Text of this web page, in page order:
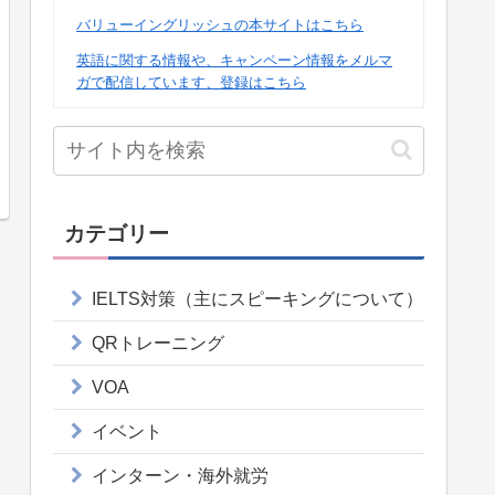
バリューイングリッシュの本サイトはこちら
英語に関する情報や、キャンペーン情報をメルマ
ガで配信しています、登録はこちら
カテゴリー
IELTS対策（主にスピーキングについて）
QRトレーニング
VOA
イベント
インターン・海外就労